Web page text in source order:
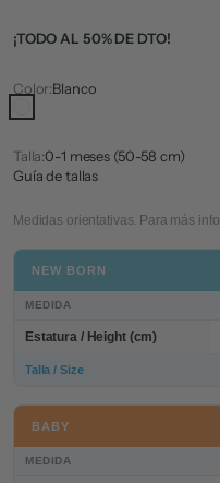
¡TODO AL 50% DE DTO!
Color:Blanco
Blanco
Talla:0-1 meses (50-58 cm)
Guía de tallas
Medidas orientativas. Para más
NEW BORN
MEDIDA
Estatura / Height (cm)
Talla / Size
BABY
MEDIDA